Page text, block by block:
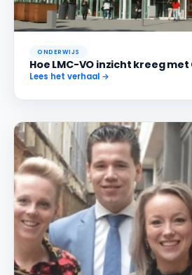
ONDERWIJS
Hoe LMC-VO inzicht kreeg met
Lees het verhaal →